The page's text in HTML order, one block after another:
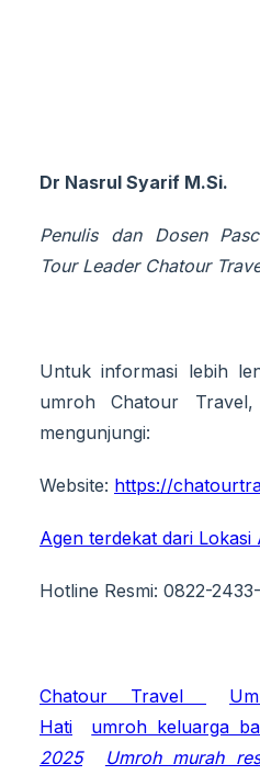
Dr Nasrul Syarif M.Si.
Penulis dan Dosen
Tour Leader Chatour
Untuk informasi lebih
umroh Chatour
mengunjungi:
Website: https://
Agen terdekat dari Lokasi
Hotline Resmi: 0822-
Chatour Travel
Hati
umroh keluarga
2025
Umroh murah